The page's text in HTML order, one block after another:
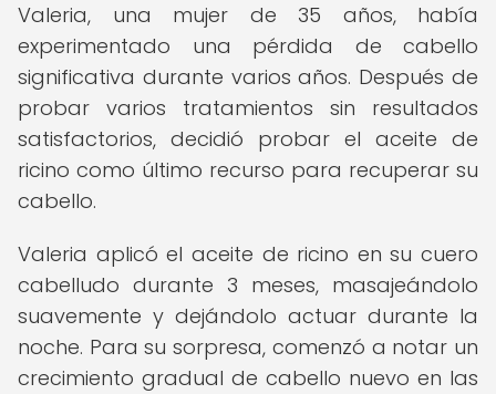
Valeria, una mujer de 35 años, había
experimentado una pérdida de cabello
significativa durante varios años. Después de
probar varios tratamientos sin resultados
satisfactorios, decidió probar el aceite de
ricino como último recurso para recuperar su
cabello.
Valeria aplicó el aceite de ricino en su cuero
cabelludo durante 3 meses, masajeándolo
suavemente y dejándolo actuar durante la
noche. Para su sorpresa, comenzó a notar un
crecimiento gradual de cabello nuevo en las